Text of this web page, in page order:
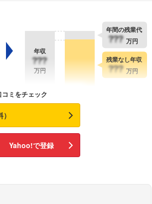
年収
万円
年間の残業代
万円
残業なし年収
万円
ミをチェック
Yahoo!で登録